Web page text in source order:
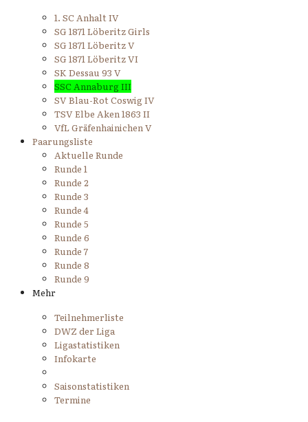
1. SC Anhalt IV
SG 1871 Löberitz Girls
SG 1871 Löberitz V
SG 1871 Löberitz VI
SK Dessau 93 V
SSC Annaburg III
SV Blau-Rot Coswig IV
TSV Elbe Aken 1863 II
VfL Gräfenhainichen V
Paarungsliste
Aktuelle Runde
Runde 1
Runde 2
Runde 3
Runde 4
Runde 5
Runde 6
Runde 7
Runde 8
Runde 9
Mehr
Teilnehmerliste
DWZ der Liga
Ligastatistiken
Infokarte
Saisonstatistiken
Termine